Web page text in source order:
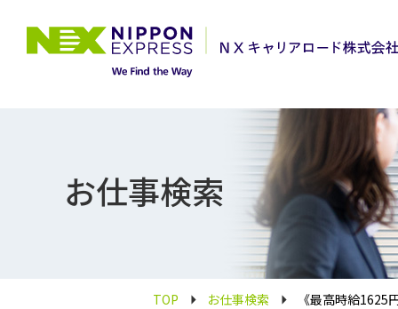
お仕事検索
TOP お仕事検索 《最高時給